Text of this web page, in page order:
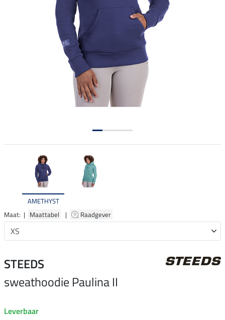
AMETHYST
Maat: | Maattabel | Raadgever
STEEDS
sweathoodie Paulina II
Leverbaar